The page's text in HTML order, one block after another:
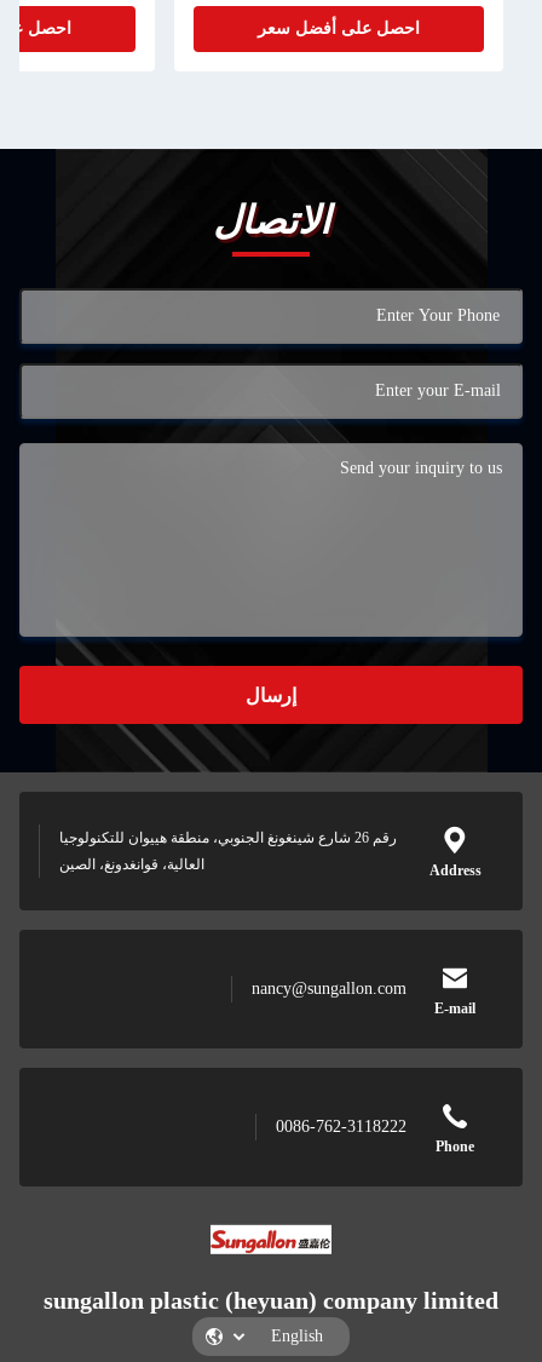
احصل على أفضل سعر احصل
الاتصال
إرسال
Address
رقم 26 شارع شينغونغ الجنوبي، منطقة هييوان للتكنولوجيا
العالية، قوانغدونغ، الصين
E-mail
nancy@sungallon.com
Phone
0086-762-3118222
sungallon plastic (heyuan) company limited